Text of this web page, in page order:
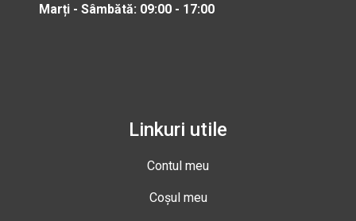
Marți - Sâmbătă: 09:00 - 17:00
Linkuri utile
Contul meu
Coșul meu